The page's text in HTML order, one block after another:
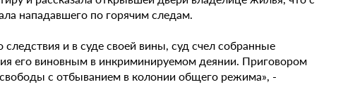
нападавшего по горячим следам.
и в суде своей вины, суд счел собранные
его виновным в инкриминируемом деянии. Приговором
с отбыванием в колонии общего режима», -